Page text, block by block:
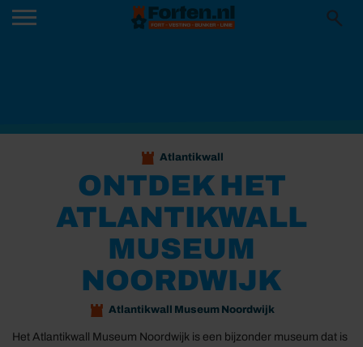
Atlantikwall
ONTDEK HET
ATLANTIKWALL
MUSEUM
NOORDWIJK
Atlantikwall Museum Noordwijk
Het Atlantikwall Museum Noordwijk is een bijzonder museum dat is